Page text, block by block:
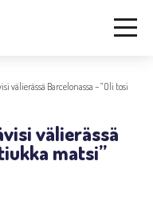
välierässä Barcelonassa – ”Oli tosi
välierässä
matsi”